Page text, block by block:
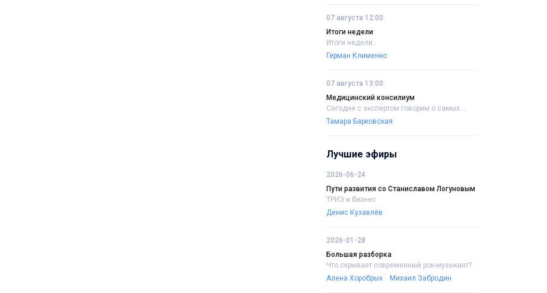
07 августа 12:00
Итоги недели
Итоги недели..
Герман Клименко
07 августа 13:00
Медицинский консилиум
Сегодня с экспертом говорим о самых....
Тамара Барковская
Лучшие эфиры
2026-06-24
Пути развития со Станиславом Логуновым
ТРИЗ и бизнес
Денис Кузавлёв
2026-01-28
Большая разборка
Что скрывает современный рок-музыкант?
Алена Хоробрых
Михаил Забродин